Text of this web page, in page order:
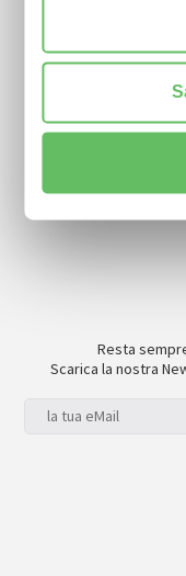
fianco delle imprese
riccardi confermato
Resta
Scarica la nostra